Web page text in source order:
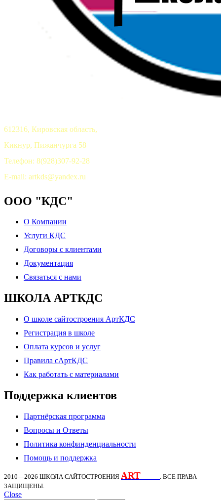
612316, Кировская область,
Кикнур, Пижанчурга 58
Телефон: 8(928)307-92-28
E-mail: artkds@yandex.ru
ООО "КДС"
О Компании
Услуги КДС
Договоры с клиентами
Документация
Связаться с нами
ШКОЛА АРТКДС
О школе сайтостроения АртКДС
Регистрация в школе
Оплата курсов и услуг
Правила сАртКДС
Как работать с материалами
Поддержка клиентов
Партнёрская программа
Вопросы и Ответы
Политика конфинденциальности
Помощь и поддержка
2010—2026 ШКОЛА САЙТОСТРОЕНИЯ ART
. ВСЕ ПРАВА
ЗАЩИЩЕНЫ.
Close